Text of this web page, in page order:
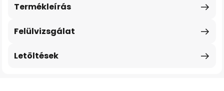
Termékleírás
Felülvizsgálat
Letöltések